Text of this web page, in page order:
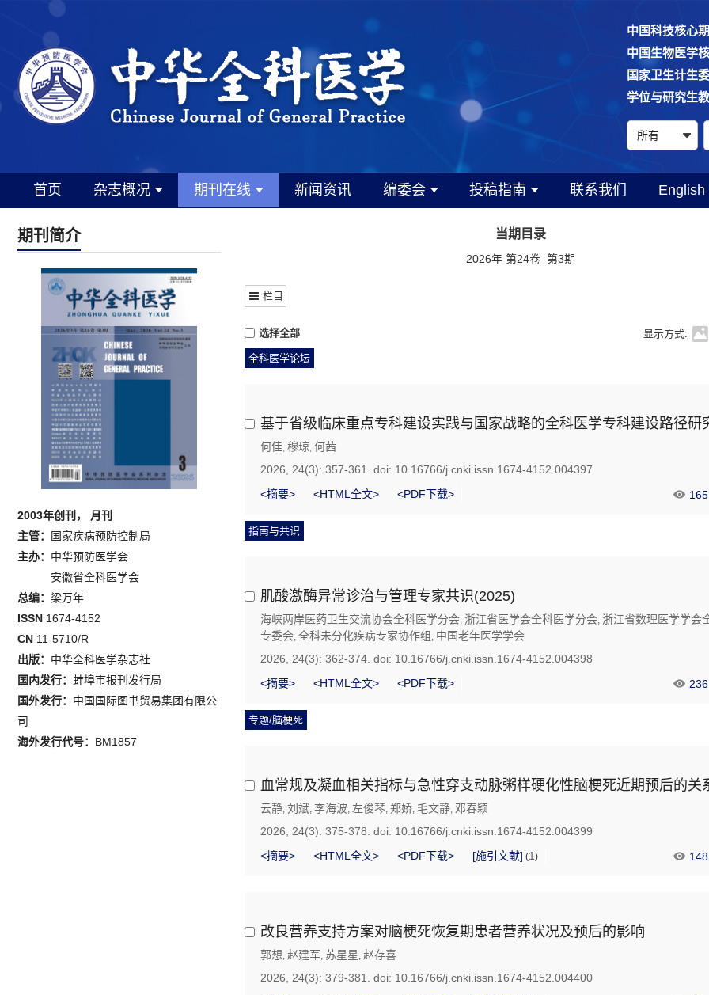
中国科技核心
中国生物医学
国家卫生计生
学位与研究生
首页 杂志概况 期刊在线 新闻资讯 编委会 投稿指南 联系我们 English
期刊简介
2003年创刊， 月刊
主管： 国家疾病预防控制局
主办： 中华预防医学会
安徽省全科医学会
总编： 梁万年
ISSN 1674-4152
CN 11-5710/R
出版： 中华全科医学杂志社
国内发行： 蚌埠市报刊发行局
国外发行： 中国国际图书贸易集团有限公
司
海外发行代号： BM1857
当期目录
2026年 第24卷 第3期
栏目
选择全部 显示方式:
全科医学论坛
基于省级临床重点专科建设实践与国家战略的全科医学专科建设路径研
何佳, 穆琼, 何茜
2026, 24(3): 357-361.
doi: 10.16766/j.cnki.issn.1674-4152.004397
<摘要>
<HTML全文> <PDF下载> 165
指南与共识
肌酸激酶异常诊治与管理专家共识(2025)
海峡两岸医药卫生交流协会全科医学分会, 浙江省医学会全科医学分会, 浙江省数理医学学会
专委会, 全科未分化疾病专家协作组 , 中国老年医学学会
2026, 24(3): 362-374. doi: 10.16766/j.cnki.issn.1674-4152.004398
<摘要>
<HTML全文> <PDF下载> 236
专题/脑梗死
血常规及凝血相关指标与急性穿支动脉粥样硬化性脑梗死近期预后的关
云静, 刘斌, 李海波, 左俊琴, 郑娇, 毛文静, 邓春颖
2026, 24(3): 375-378. doi: 10.16766/j.cnki.issn.1674-4152.004399
<摘要>
<HTML全文> <PDF下载> [施引文献] (1 ) 148
改良营养支持方案对脑梗死恢复期患者营养状况及预后的影响
郭想, 赵建军, 苏星星, 赵存喜
2026, 24(3): 379-381.
doi: 10.16766/j.cnki.issn.1674-4152.004400